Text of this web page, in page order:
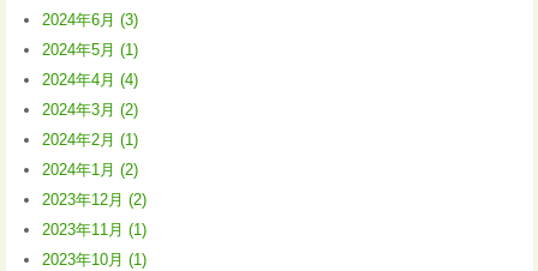
2024年6月 (3)
2024年5月 (1)
2024年4月 (4)
2024年3月 (2)
2024年2月 (1)
2024年1月 (2)
2023年12月 (2)
2023年11月 (1)
2023年10月 (1)